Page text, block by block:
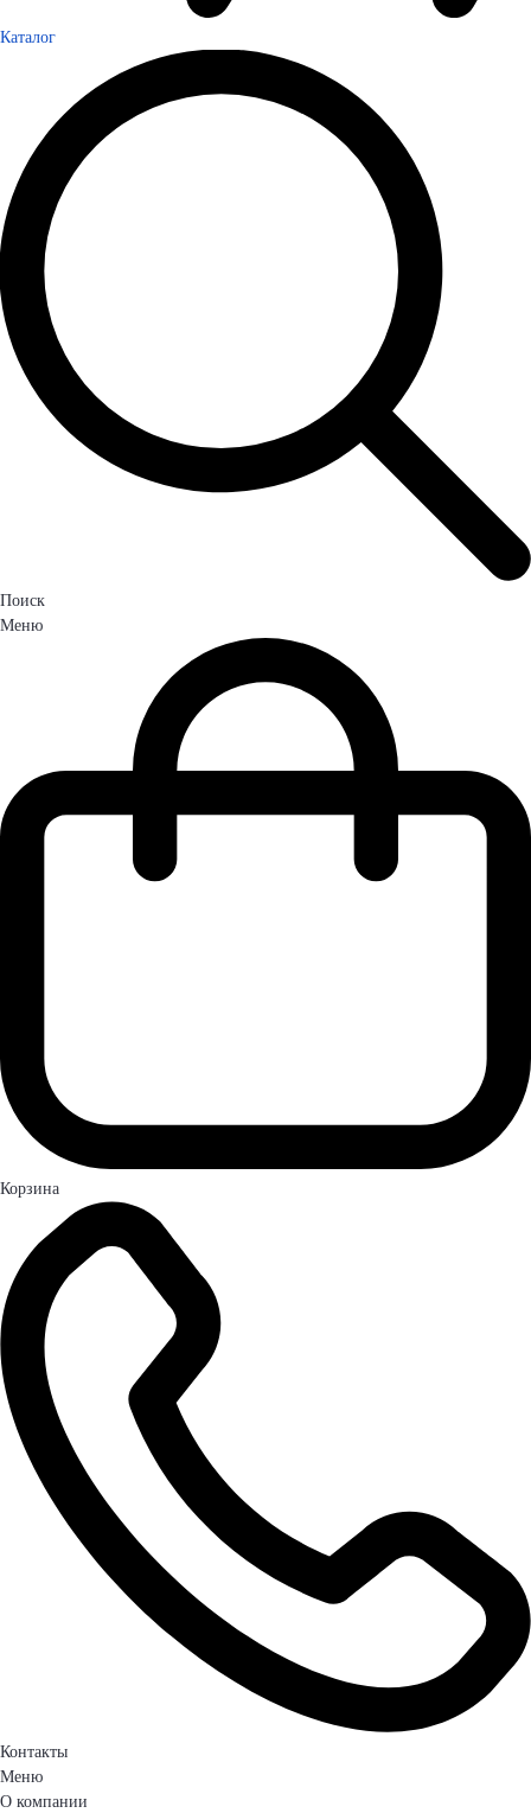
Каталог
Поиск
Меню
Корзина
Контакты
Меню
О компании